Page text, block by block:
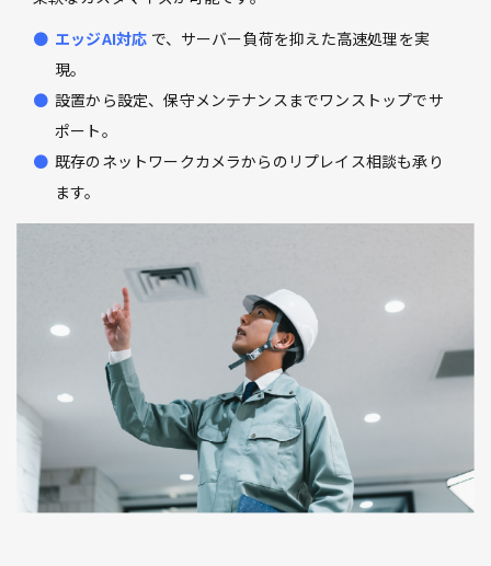
エッジAI対応 で、サーバー負荷を抑えた高速処理を実
現。
設置から設定、保守メンテナンスまでワンストップでサ
ポート。
既存のネットワークカメラからのリプレイス相談も承り
ます。